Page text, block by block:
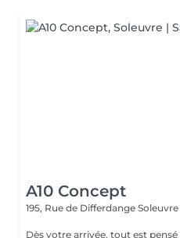
A10 Concept
195, Rue de Differdange
Dès votre arrivée, tout est